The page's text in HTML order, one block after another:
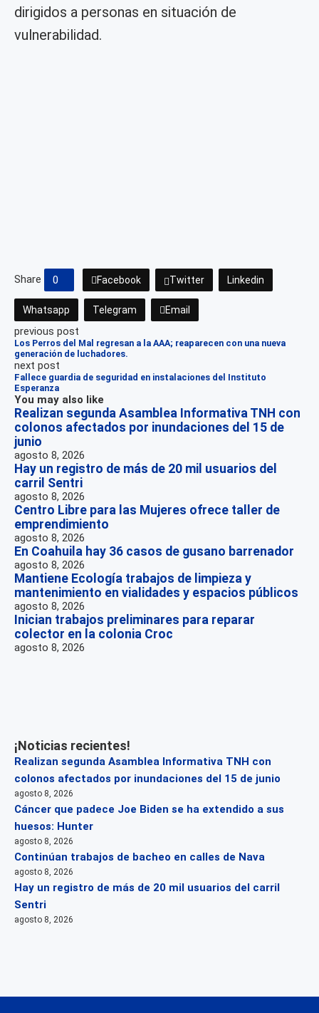
dirigidos a personas en situación de
vulnerabilidad.
Share 0 Facebook Twitter Linkedin
Whatsapp Telegram Email
previous post
Los Perros del Mal regresan a la AAA; reaparecen con una nueva
generación de luchadores.
next post
Fallece guardia de seguridad en instalaciones del Instituto
Esperanza
You may also like
Realizan segunda Asamblea Informativa TNH con
colonos afectados por inundaciones del 15 de
junio
agosto 8, 2026
Hay un registro de más de 20 mil usuarios del
carril Sentri
agosto 8, 2026
Centro Libre para las Mujeres ofrece taller de
emprendimiento
agosto 8, 2026
En Coahuila hay 36 casos de gusano barrenador
agosto 8, 2026
Mantiene Ecología trabajos de limpieza y
mantenimiento en vialidades y espacios públicos
agosto 8, 2026
Inician trabajos preliminares para reparar
colector en la colonia Croc
agosto 8, 2026
¡Noticias recientes!
Realizan segunda Asamblea Informativa TNH con
colonos afectados por inundaciones del 15 de junio
agosto 8, 2026
Cáncer que padece Joe Biden se ha extendido a sus
huesos: Hunter
agosto 8, 2026
Continúan trabajos de bacheo en calles de Nava
agosto 8, 2026
Hay un registro de más de 20 mil usuarios del carril
Sentri
agosto 8, 2026